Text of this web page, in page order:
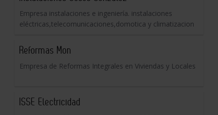
Empresa instalaciones e ingeniería. instalaciones
eléctricas,telecomunicaciones,domotica y climatizacion
Reformas Mon
Empresa de Reformas Integrales en Viviendas y Locales
ISSE Electricidad